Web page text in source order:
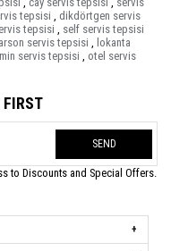
tepsisi , dikdörtgen servis
tepsisi , self servis tepsisi
servis tepsisi , lokanta
servis tepsisi , otel servis
FIRST
SEND
to Discounts and Special Offers.